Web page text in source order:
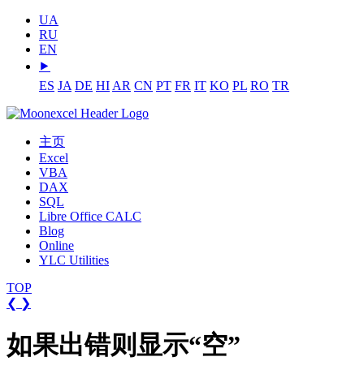
UA
RU
EN
⯈
ES JA DE HI AR CN PT FR IT KO PL RO TR
主页
Excel
VBA
DAX
SQL
Libre Office CALC
Blog
Online
YLC Utilities
TOP
❮ ❯
如果出错则显示“空”